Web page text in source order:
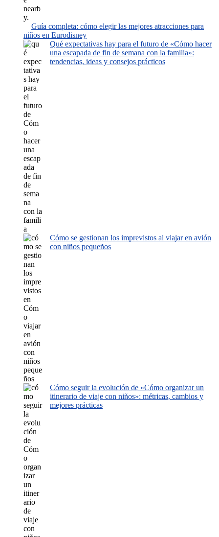
Guía completa: cómo elegir las mejores atracciones para
niños en Eurodisney
Qué expectativas hay para el futuro de «Cómo hacer
una escapada de fin de semana con la familia»:
tendencias, ideas y consejos prácticos
Cómo se gestionan los imprevistos al viajar en avión
con niños pequeños
Cómo seguir la evolución de «Cómo organizar un
itinerario de viaje con niños»: métricas, cambios y
mejores prácticas